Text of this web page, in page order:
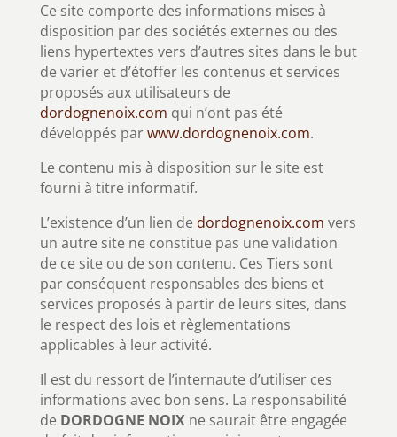
Ce site comporte des informations mises à
disposition par des sociétés externes ou des
liens hypertextes vers d’autres sites dans le but
de varier et d’étoffer les contenus et services
proposés aux utilisateurs de
dordognenoix.com qui n’ont pas été
développés parwww.dordognenoix.com.
Le contenu mis à disposition sur le site est
fourni à titre informatif.
L’existence d’un lien de dordognenoix.com vers
un autre site ne constitue pas une validation
de ce site ou de son contenu. Ces Tiers sont
par conséquent responsables des biens et
services proposés à partir de leurs sites, dans
le respect des lois et règlementations
applicables à leur activité.
Il est du ressort de l’internaute d’utiliser ces
informations avec bon sens. La responsabilité
de DORDOGNE NOIXne saurait être engagée